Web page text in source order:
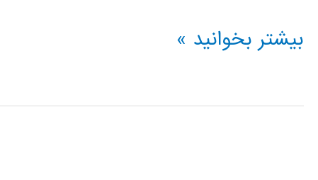
آموزش
4D
بیشتر بخوانید »